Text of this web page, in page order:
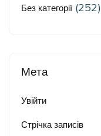
Без категорії (252)
Мета
Увійти
Стрічка записів